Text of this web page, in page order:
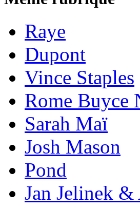
Raye
Dupont
Vince Staples
Rome Buyce
Sarah Maï
Josh Mason
Pond
Jan Jelinek &